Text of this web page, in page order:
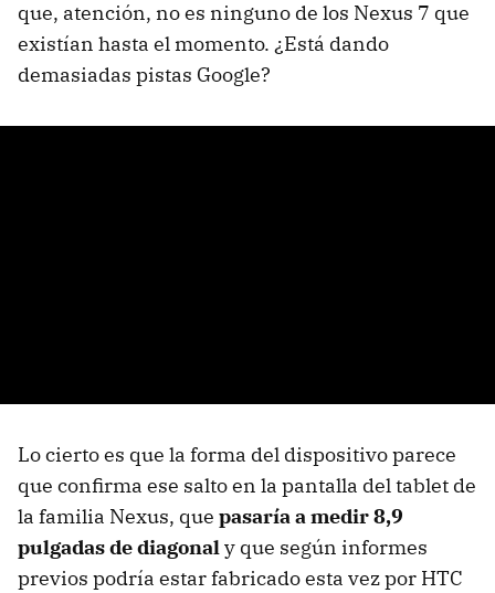
que, atención, no es ninguno de los Nexus 7 que
existían hasta el momento. ¿Está dando
demasiadas pistas Google?
Lo cierto es que la forma del dispositivo parece
que confirma ese salto en la pantalla del tablet de
la familia Nexus, que pasaría a medir 8,9
pulgadas de diagonaly que según informes
previos podría estar fabricado esta vez por HTC